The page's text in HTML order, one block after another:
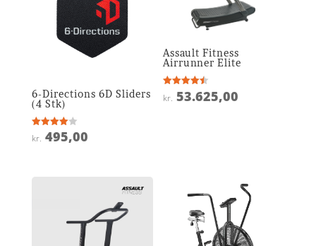
6-Directions 6D Sliders
(4 Stk)
Vurderet
4
kr. 495,00
Assault Fitness
Airrunner Elite
Vurderet
4.5
kr. 53.625,00